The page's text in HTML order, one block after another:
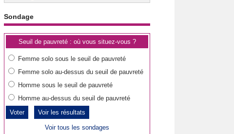
Sondage
Seuil de pauvreté : où vous situez-vous ?
Femme solo sous le seuil de pauvreté
Femme solo au-dessus du seuil de pauvreté
Homme sous le seuil de pauvreté
Homme au-dessus du seuil de pauvreté
Voir les résultats
Voir tous les sondages